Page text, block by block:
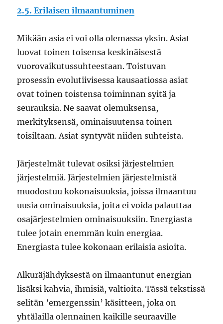
2.5. Erilaisen ilmaantuminen
Mikään asia ei voi olla olemassa yksin. Asiat
luovat toinen toisensa keskinäisestä
vuorovaikutussuhteestaan. Toistuvan
prosessin evolutiivisessa kausaatiossa asiat
ovat toinen toistensa toiminnan syitä ja
seurauksia. Ne saavat olemuksensa,
merkityksensä, ominaisuutensa toinen
toisiltaan. Asiat syntyvät niiden suhteista.
Järjestelmät tulevat osiksi järjestelmien
järjestelmiä. Järjestelmien järjestelmistä
muodostuu kokonaisuuksia, joissa ilmaantuu
uusia ominaisuuksia, joita ei voida palauttaa
osajärjestelmien ominaisuuksiin. Energiasta
tulee jotain enemmän kuin energiaa.
Energiasta tulee kokonaan erilaisia asioita.
Alkuräjähdyksestä on ilmaantunut energian
lisäksi kahvia, ihmisiä, valtioita. Tässä tekstissä
selitän ’emergenssin’ käsitteen, joka on
yhtälailla olennainen kaikille seuraaville